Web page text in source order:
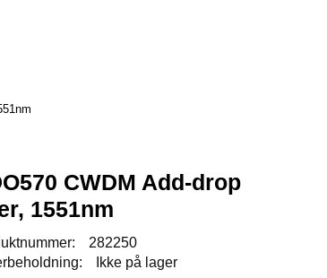
CWDM Add-drop
1551nm
282250
Ikke på lager